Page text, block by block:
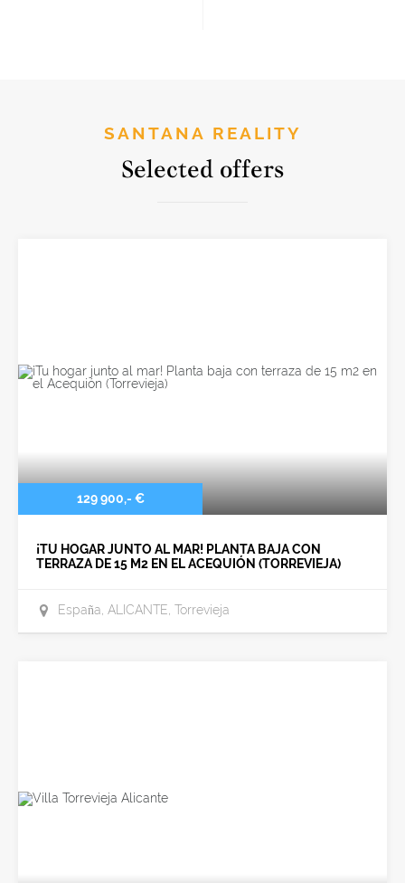
SANTANA REALITY
Selected offers
129 900,- €
¡TU HOGAR JUNTO AL MAR! PLANTA BAJA CON
TERRAZA DE 15 M2 EN EL ACEQUIÓN (TORREVIEJA)
España, ALICANTE, Torrevieja